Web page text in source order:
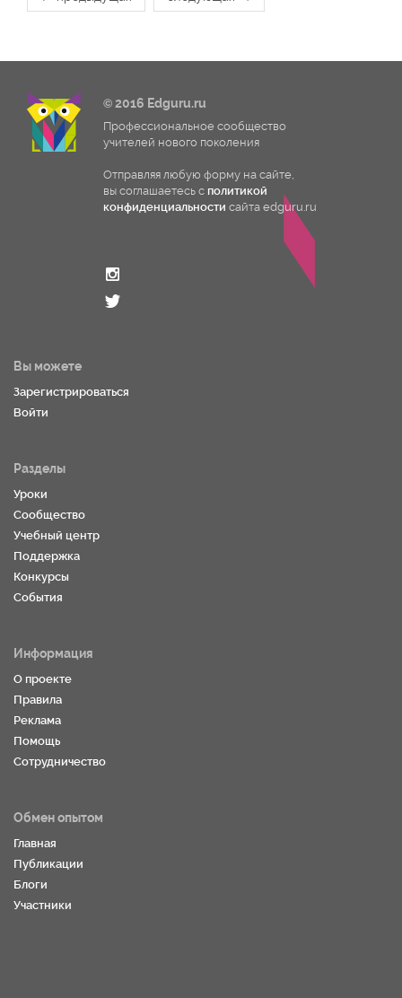
© 2016 Edguru.ru
Профессиональное сообщество
учителей нового поколения
Отправляя любую форму на сайте,
вы соглашаетесь с политикой
конфиденциальности сайта edguru.ru
Вы можете
Зарегистрироваться
Войти
Разделы
Уроки
Сообщество
Учебный центр
Поддержка
Конкурсы
События
Информация
О проекте
Правила
Реклама
Помощь
Сотрудничество
Обмен опытом
Главная
Публикации
Блоги
Участники